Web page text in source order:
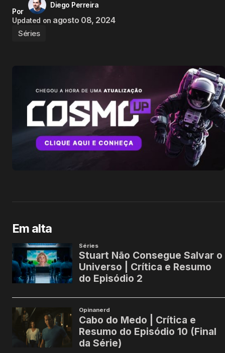
Por
Diego Perreira
Updated on agosto 08, 2024
Séries
Em alta